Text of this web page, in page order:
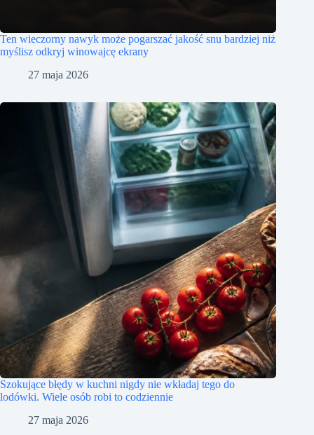
Ten wieczorny nawyk może pogarszać jakość snu bardziej niż
myślisz odkryj winowajcę ekrany
27 maja 2026
Szokujące błędy w kuchni nigdy nie wkładaj tego do
lodówki. Wiele osób robi to codziennie
27 maja 2026